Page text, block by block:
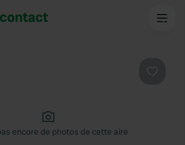
encore de photos de cette aire